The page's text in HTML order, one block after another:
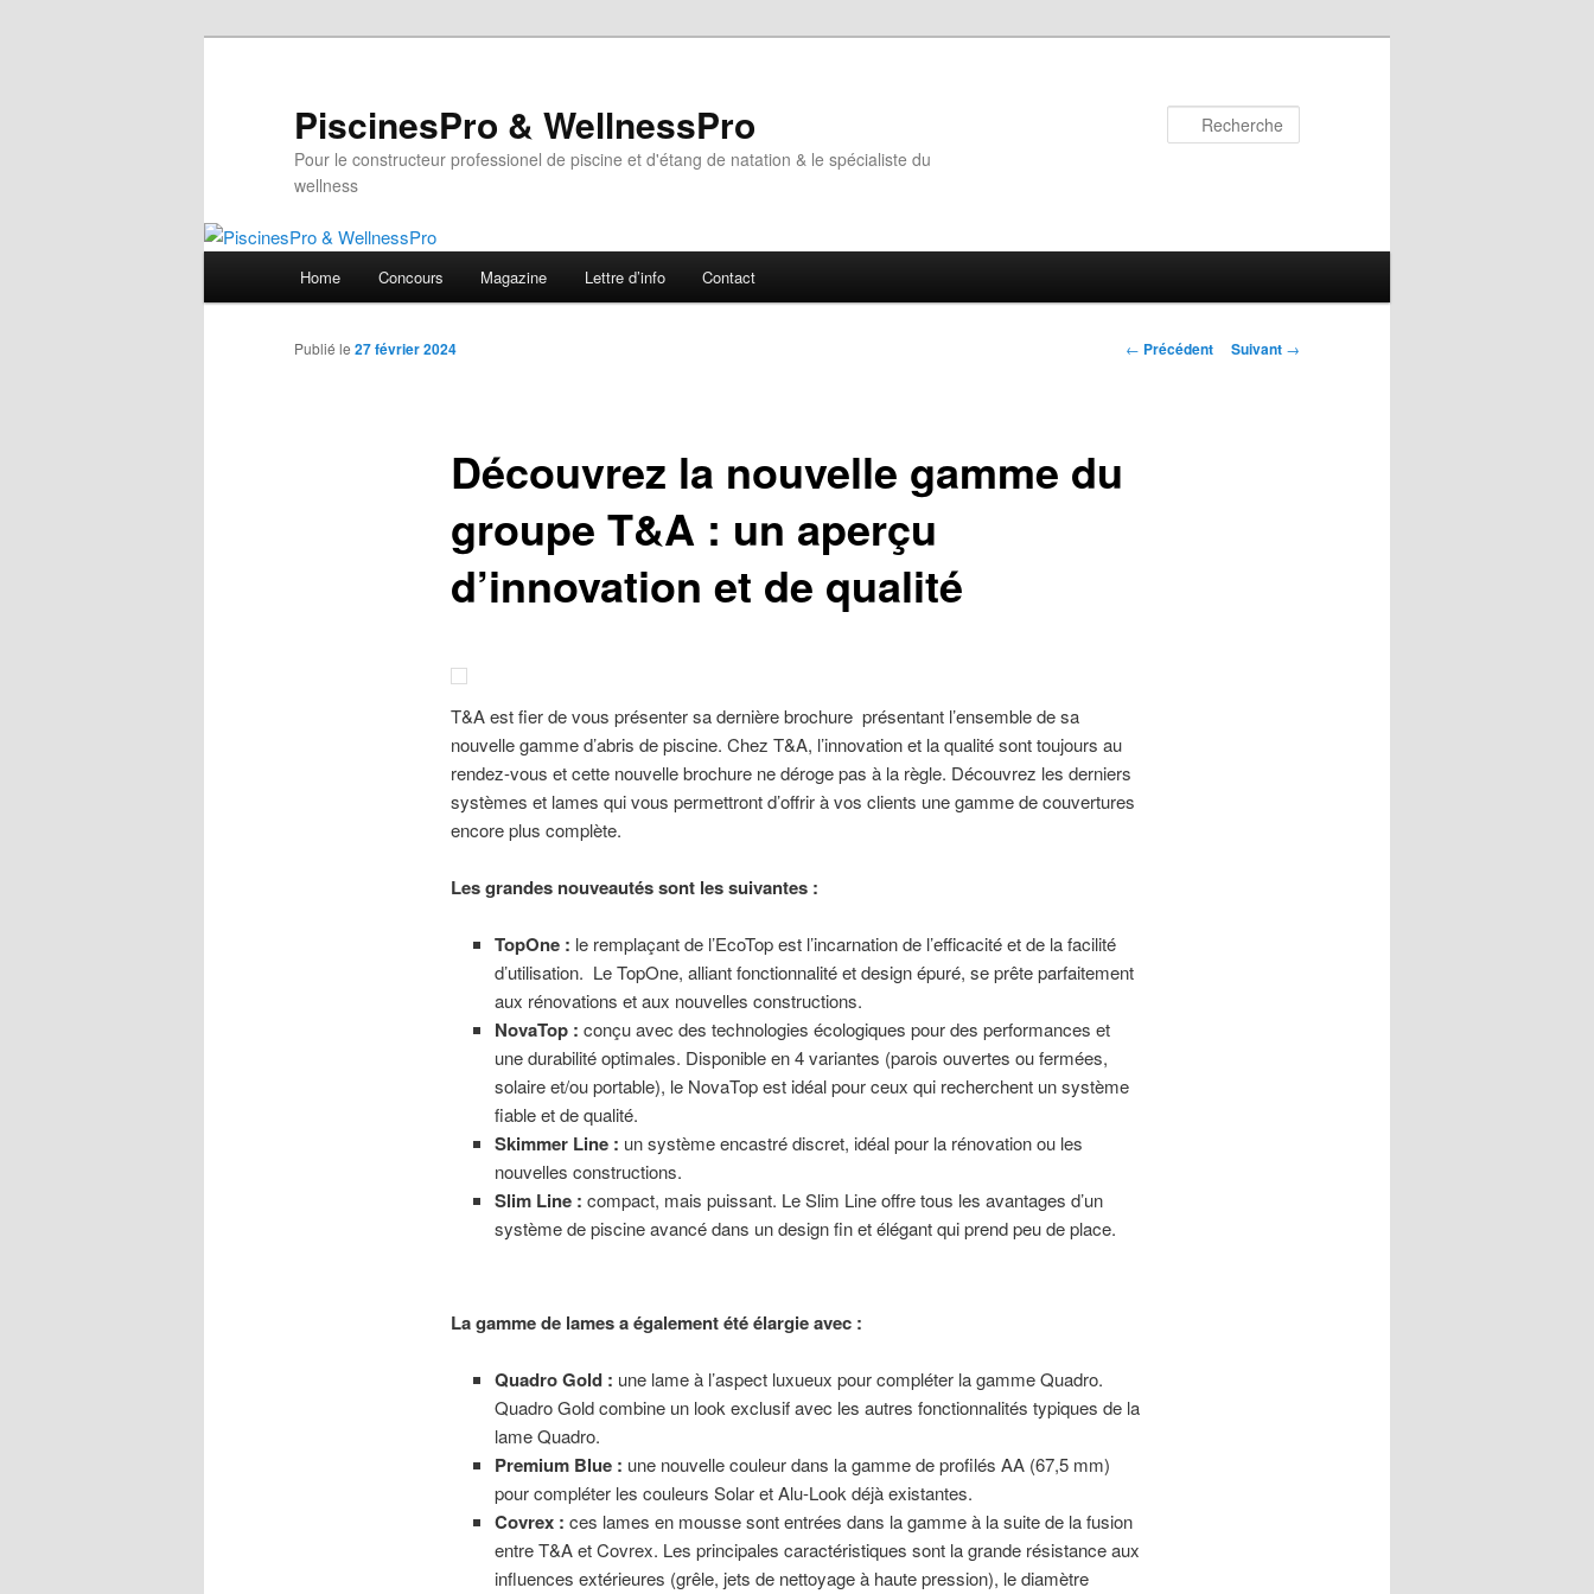
PiscinesPro & WellnessPro
Pour le constructeur professionel de piscine et d'étang de natation & le spécialiste du
wellness
Home Concours Magazine Lettre d’info Contact
Navigation
← Précédent Suivant →
Découvrez la nouvelle gamme du
groupe T&A : un aperçu
d’innovation et de qualité
Publié le 27 février 2024
T&A est fier de vous présenter sa dernière brochure présentant l’ensemble de sa
nouvelle gamme d’abris de piscine. Chez T&A, l’innovation et la qualité sont toujours au
rendez-vous et cette nouvelle brochure ne déroge pas à la règle. Découvrez les derniers
systèmes et lames qui vous permettront d’offrir à vos clients une gamme de couvertures
encore plus complète.
Les grandes nouveautés sont les suivantes :
TopOne : le remplaçant de l’EcoTop est l’incarnation de l’efficacité et de la facilité
d’utilisation. Le TopOne, alliant fonctionnalité et design épuré, se prête parfaitement
aux rénovations et aux nouvelles constructions.
NovaTop : conçu avec des technologies écologiques pour des performances et
une durabilité optimales. Disponible en 4 variantes (parois ouvertes ou fermées,
solaire et/ou portable), le NovaTop est idéal pour ceux qui recherchent un système
fiable et de qualité.
Skimmer Line : un système encastré discret, idéal pour la rénovation ou les
nouvelles constructions.
Slim Line : compact, mais puissant. Le Slim Line offre tous les avantages d’un
système de piscine avancé dans un design fin et élégant qui prend peu de place.
La gamme de lames a également été élargie avec :
Quadro Gold : une lame à l’aspect luxueux pour compléter la gamme Quadro.
Quadro Gold combine un look exclusif avec les autres fonctionnalités typiques de la
lame Quadro.
Premium Blue : une nouvelle couleur dans la gamme de profilés AA (67,5 mm)
pour compléter les couleurs Solar et Alu-Look déjà existantes.
Covrex : ces lames en mousse sont entrées dans la gamme à la suite de la fusion
entre T&A et Covrex. Les principales caractéristiques sont la grande résistance aux
influences extérieures (grêle, jets de nettoyage à haute pression), le diamètre